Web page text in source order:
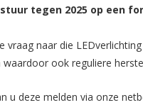
tegen 2025 op een
vraag naar die
ook reguliere
u deze melden via onze